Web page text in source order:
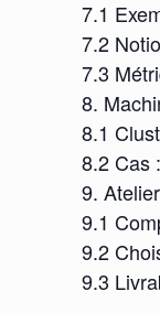
7.1
7.2
7.3
8.
8.1
8.2 Cas
9.
9.1
9.2
9.3